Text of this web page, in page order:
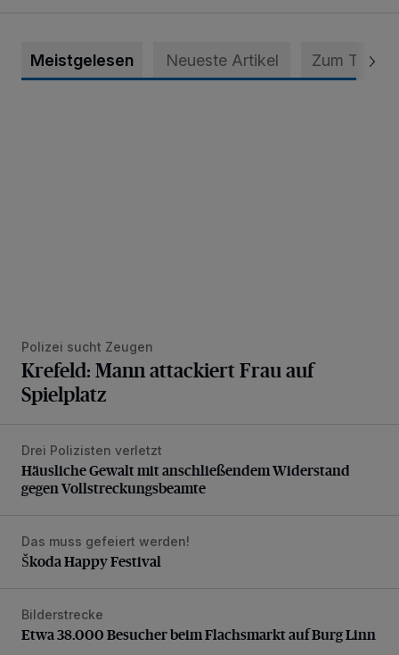
Meistgelesen Neueste Artikel Zum Thema
Polizei sucht Zeugen
Krefeld: Mann attackiert Frau auf
Spielplatz
Häusliche Gewalt mit anschließendem Widerstand gegen
Drei Polizisten verletzt
Häusliche Gewalt mit anschließendem Widerstand
gegen Vollstreckungsbeamte
Škoda Happy Festival
Das muss gefeiert werden!
Škoda Happy Festival
Etwa 38.000 Besucher beim Flachsmarkt auf Burg Linn
Bilderstrecke
Etwa 38.000 Besucher beim Flachsmarkt auf Burg Linn